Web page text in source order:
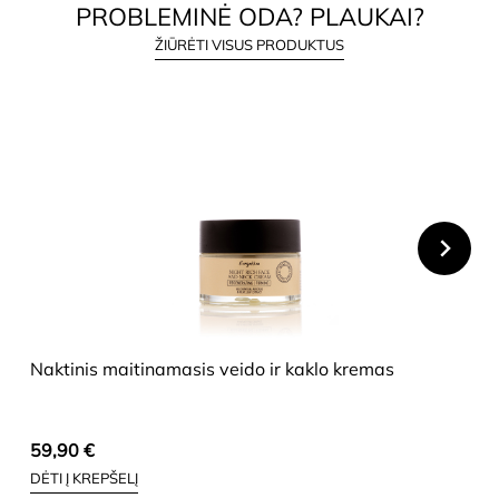
PROBLEMINĖ ODA? PLAUKAI?
ŽIŪRĖTI VISUS PRODUKTUS
Naktinis maitinamasis veido ir kaklo kremas
59,90 €
DĖTI Į KREPŠELĮ